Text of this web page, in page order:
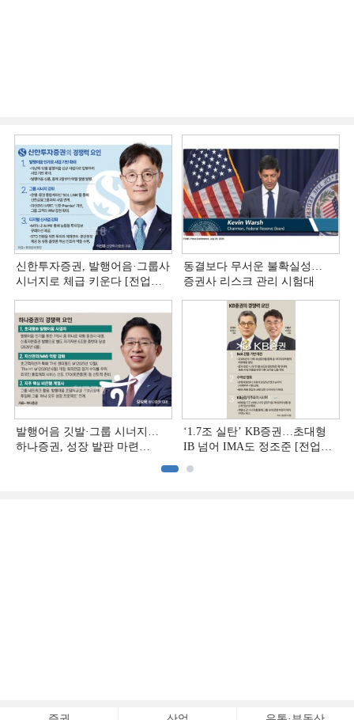
신한투자증권, 발행어음·그룹사
시너지로 체급 키운다 [전업계
동결보다 무서운 불확실성…
증권사 리스크 관리 시험대
발행어음 깃발·그룹 시너지…
하나증권, 성장 발판 마련
‘1.7조 실탄’ KB증권…초대형
IB 넘어 IMA도 정조준 [전업계